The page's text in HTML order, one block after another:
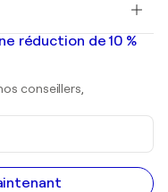
réduction de 10 %
conseillers,